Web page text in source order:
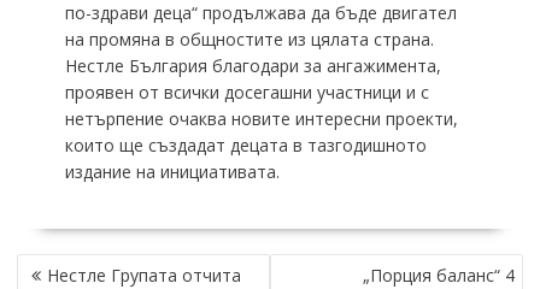
по-здрави деца“ продължава да бъде двигател
на промяна в общностите из цялата страна.
Нестле България благодари за ангажимента,
проявен от всички досегашни участници и с
нетърпение очаква новите интересни проекти,
които ще създадат децата в тазгодишното
издание на инициативата.
НАВИГАЦИЯ
Нестле Групата отчита
„Порция баланс“ 4